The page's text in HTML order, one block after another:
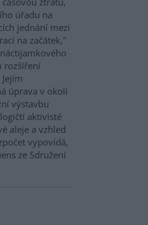
úřadu na
jednání mezi
na začátek,"
rozšíření
úprava v okolí
výstavbu
aktivisté
aleje a vzhled
vypovídá,
ze Sdružení